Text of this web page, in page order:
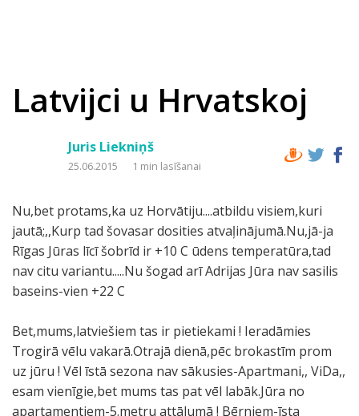
Latvijci u Hrvatskoj
Juris Liekniņš
25.06.2015 1 min lasīšanai
Nu,bet protams,ka uz Horvātiju....atbildu visiem,kuri
jautā;,,Kurp tad šovasar dosities atvaļinājumā.Nu,jā-ja
Rīgas Jūras līcī šobrīd ir +10 C ūdens temperatūra,tad
nav citu variantu.....Nu šogad arī Adrijas Jūra nav sasilis
baseins-vien +22 C
Bet,mums,latviešiem tas ir pietiekami ! Ieradāmies
Trogirā vēlu vakarā.Otrajā dienā,pēc brokastīm prom
uz jūru ! Vēl īstā sezona nav sākusies-Apartmani,, ViDa,,
esam vienīgie,bet mums tas pat vēl labāk.Jūra no
apartamentiem-5.metru attālumā ! Bērniem-īsta